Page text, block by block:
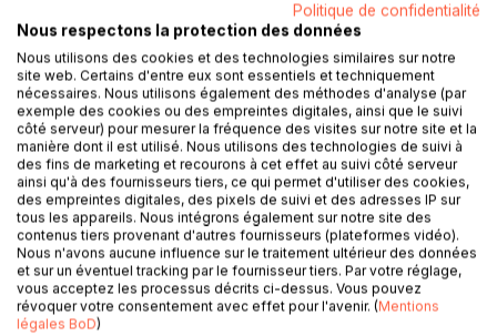
titrée "Les merveilles de l'épopée Napoléonienne",
produite par un honorable membre de l'Institut et préfacée
par le Maréchal Joffre, était illustrée de 23 planches en
couleur reproduisant des oeuvres de David et autres
artistes de l'époque et de nombreuses cartes et
reproductions en noir et blanc.
Table des matières :
~Les premières années
- Bonaparte en Italie
- Bonaparte en Egypte
- 18 Brumaire
- France nouvelle
Politique de confidentialité
Nous respectons la protection des données
Nous utilisons des cookies et des technologies similaires sur notre
site web. Certains d'entre eux sont essentiels et techniquement
nécessaires. Nous utilisons également des méthodes d'analyse (par
exemple des cookies ou des empreintes digitales, ainsi que le suivi
côté serveur) pour mesurer la fréquence des visites sur notre site et la
manière dont il est utilisé. Nous utilisons des technologies de suivi à
des fins de marketing et recourons à cet effet au suivi côté serveur
ainsi qu'à des fournisseurs tiers, ce qui permet d'utiliser des cookies,
des empreintes digitales, des pixels de suivi et des adresses IP sur
tous les appareils. Nous intégrons également sur notre site des
contenus tiers provenant d'autres fournisseurs (plateformes vidéo).
Nous n'avons aucune influence sur le traitement ultérieur des données
et sur un éventuel tracking par le fournisseur tiers. Par votre réglage,
vous acceptez les processus décrits ci-dessus. Vous pouvez
révoquer votre consentement avec effet pour l'avenir. (Mentions
légales BoD)